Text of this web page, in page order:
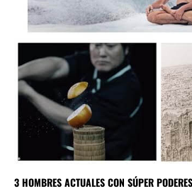
3 HOMBRES ACTUALES CON SÚPER